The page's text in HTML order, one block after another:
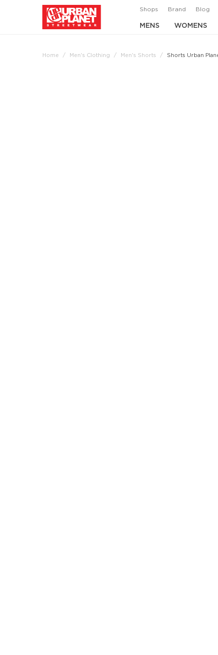
Shops Brand Blog
MENS WOMENS
Home Men's Clothing Men's Shorts Shorts Urban